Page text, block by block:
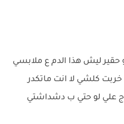
ليش هذا الدم ع ملابسي
كلشي لا انت ماتكدر
علي لو حتي ب دشداشتي